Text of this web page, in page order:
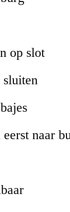
op slot
sluiten
naar